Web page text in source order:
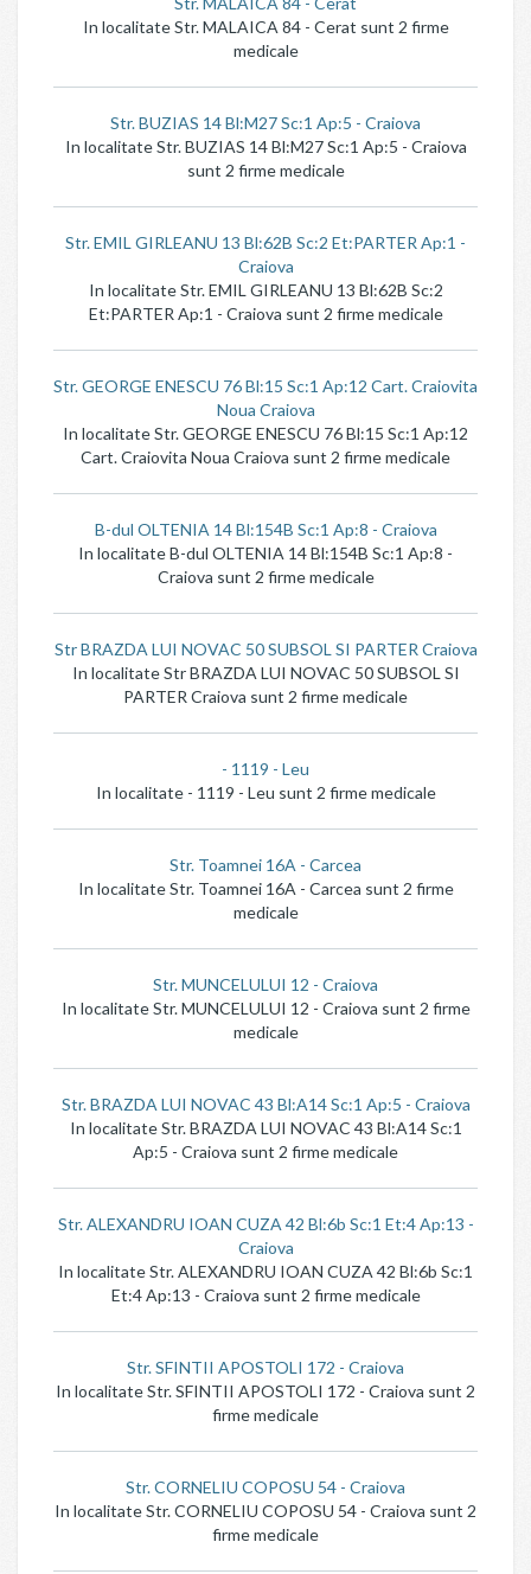
In localitate Str. MALAICA 84 - Cerat sunt 2 firme
medicale
Str. BUZIAS 14 Bl:M27 Sc:1 Ap:5 - Craiova
In localitate Str. BUZIAS 14 Bl:M27 Sc:1 Ap:5 - Craiova
sunt 2 firme medicale
Str. EMIL GIRLEANU 13 Bl:62B Sc:2 Et:PARTER Ap:1 -
Craiova
In localitate Str. EMIL GIRLEANU 13 Bl:62B Sc:2
Et:PARTER Ap:1 - Craiova sunt 2 firme medicale
Str. GEORGE ENESCU 76 Bl:15 Sc:1 Ap:12 Cart. Craiovita
Noua Craiova
In localitate Str. GEORGE ENESCU 76 Bl:15 Sc:1 Ap:12
Cart. Craiovita Noua Craiova sunt 2 firme medicale
B-dul OLTENIA 14 Bl:154B Sc:1 Ap:8 - Craiova
In localitate B-dul OLTENIA 14 Bl:154B Sc:1 Ap:8 -
Craiova sunt 2 firme medicale
Str BRAZDA LUI NOVAC 50 SUBSOL SI PARTER Craiova
In localitate Str BRAZDA LUI NOVAC 50 SUBSOL SI
PARTER Craiova sunt 2 firme medicale
- 1119 - Leu
In localitate - 1119 - Leu sunt 2 firme medicale
Str. Toamnei 16A - Carcea
In localitate Str. Toamnei 16A - Carcea sunt 2 firme
medicale
Str. MUNCELULUI 12 - Craiova
In localitate Str. MUNCELULUI 12 - Craiova sunt 2 firme
medicale
Str. BRAZDA LUI NOVAC 43 Bl:A14 Sc:1 Ap:5 - Craiova
In localitate Str. BRAZDA LUI NOVAC 43 Bl:A14 Sc:1
Ap:5 - Craiova sunt 2 firme medicale
Str. ALEXANDRU IOAN CUZA 42 Bl:6b Sc:1 Et:4 Ap:13 -
Craiova
In localitate Str. ALEXANDRU IOAN CUZA 42 Bl:6b Sc:1
Et:4 Ap:13 - Craiova sunt 2 firme medicale
Str. SFINTII APOSTOLI 172 - Craiova
In localitate Str. SFINTII APOSTOLI 172 - Craiova sunt 2
firme medicale
Str. CORNELIU COPOSU 54 - Craiova
In localitate Str. CORNELIU COPOSU 54 - Craiova sunt 2
firme medicale